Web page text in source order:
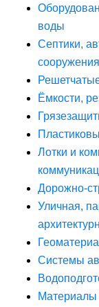
воды
Септики,
Ёмкости,
Лотки и
Дорожно-
Уличная,
Системы
Материалы